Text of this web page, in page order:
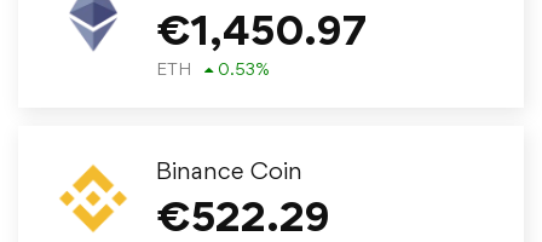
€1,450.97
ETH 0.53%
Binance Coin
€522.29